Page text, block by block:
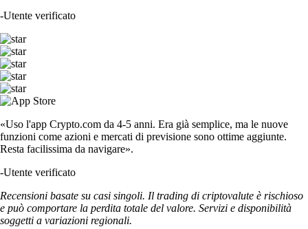
-Utente verificato
«Uso l'app Crypto.com da 4-5 anni. Era già semplice, ma le nuove
funzioni come azioni e mercati di previsione sono ottime aggiunte.
Resta facilissima da navigare».
-Utente verificato
Recensioni basate su casi singoli. Il trading di criptovalute è rischioso
e può comportare la perdita totale del valore. Servizi e disponibilità
soggetti a variazioni regionali.